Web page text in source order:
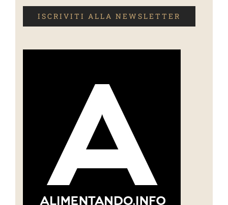
ISCRIVITI ALLA NEWSLETTER